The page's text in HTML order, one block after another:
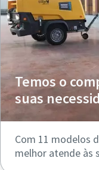
Temos o
suas
Com 11 modelos
melhor atende às